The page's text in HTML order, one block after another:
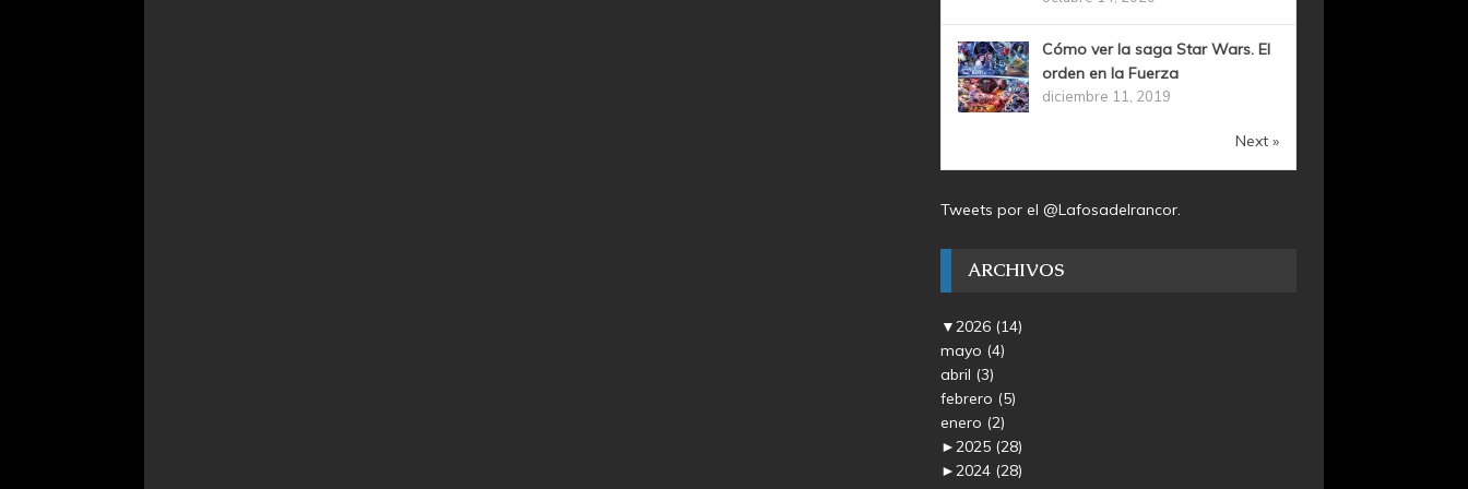
Cómo ver la saga Star Wars. El
orden en la Fuerza
diciembre 11, 2019
Next »
Tweets por el @Lafosadelrancor.
ARCHIVOS
▼2026 (14)
mayo (4)
abril (3)
febrero (5)
enero (2)
►2025 (28)
►2024 (28)